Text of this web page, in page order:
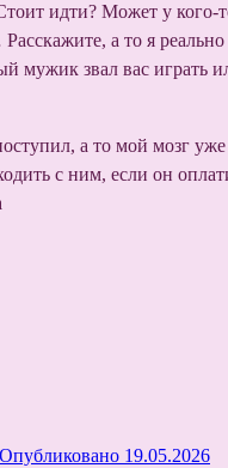
идти? Может у кого-
а то я реально
мужик звал вас играть
а то мой мозг
с ним, если он
Опубликовано 19.05.2026